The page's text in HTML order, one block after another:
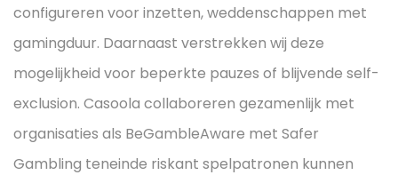
configureren voor inzetten, weddenschappen met
gamingduur. Daarnaast verstrekken wij deze
mogelijkheid voor beperkte pauzes of blijvende self-
exclusion. Casoola collaboreren gezamenlijk met
organisaties als BeGambleAware met Safer
Gambling teneinde riskant spelpatronen kunnen